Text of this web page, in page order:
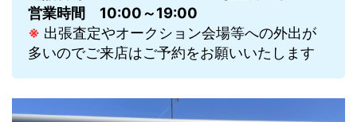
営業時間
10:00～19:00
※ 出張査定やオークション会場等への外出が
多いのでご来店はご予約をお願いいたします